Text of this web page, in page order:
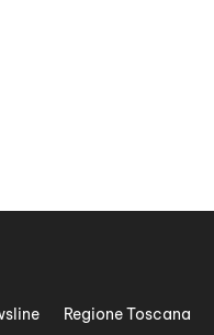
Regione Toscana